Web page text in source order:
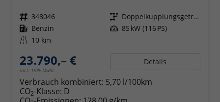
Fahrzeugnr. 348046 Getriebe
Doppelkupplungsgetriebe (DSG)
Kraftstoff Benzin Leistung 85 kW (116 PS)
Kilometerstand 10 km
23.790,– €
incl. 19% MwSt.
Details
Verbrauch kombiniert: 5,70 l/100km
CO2-Klasse: D